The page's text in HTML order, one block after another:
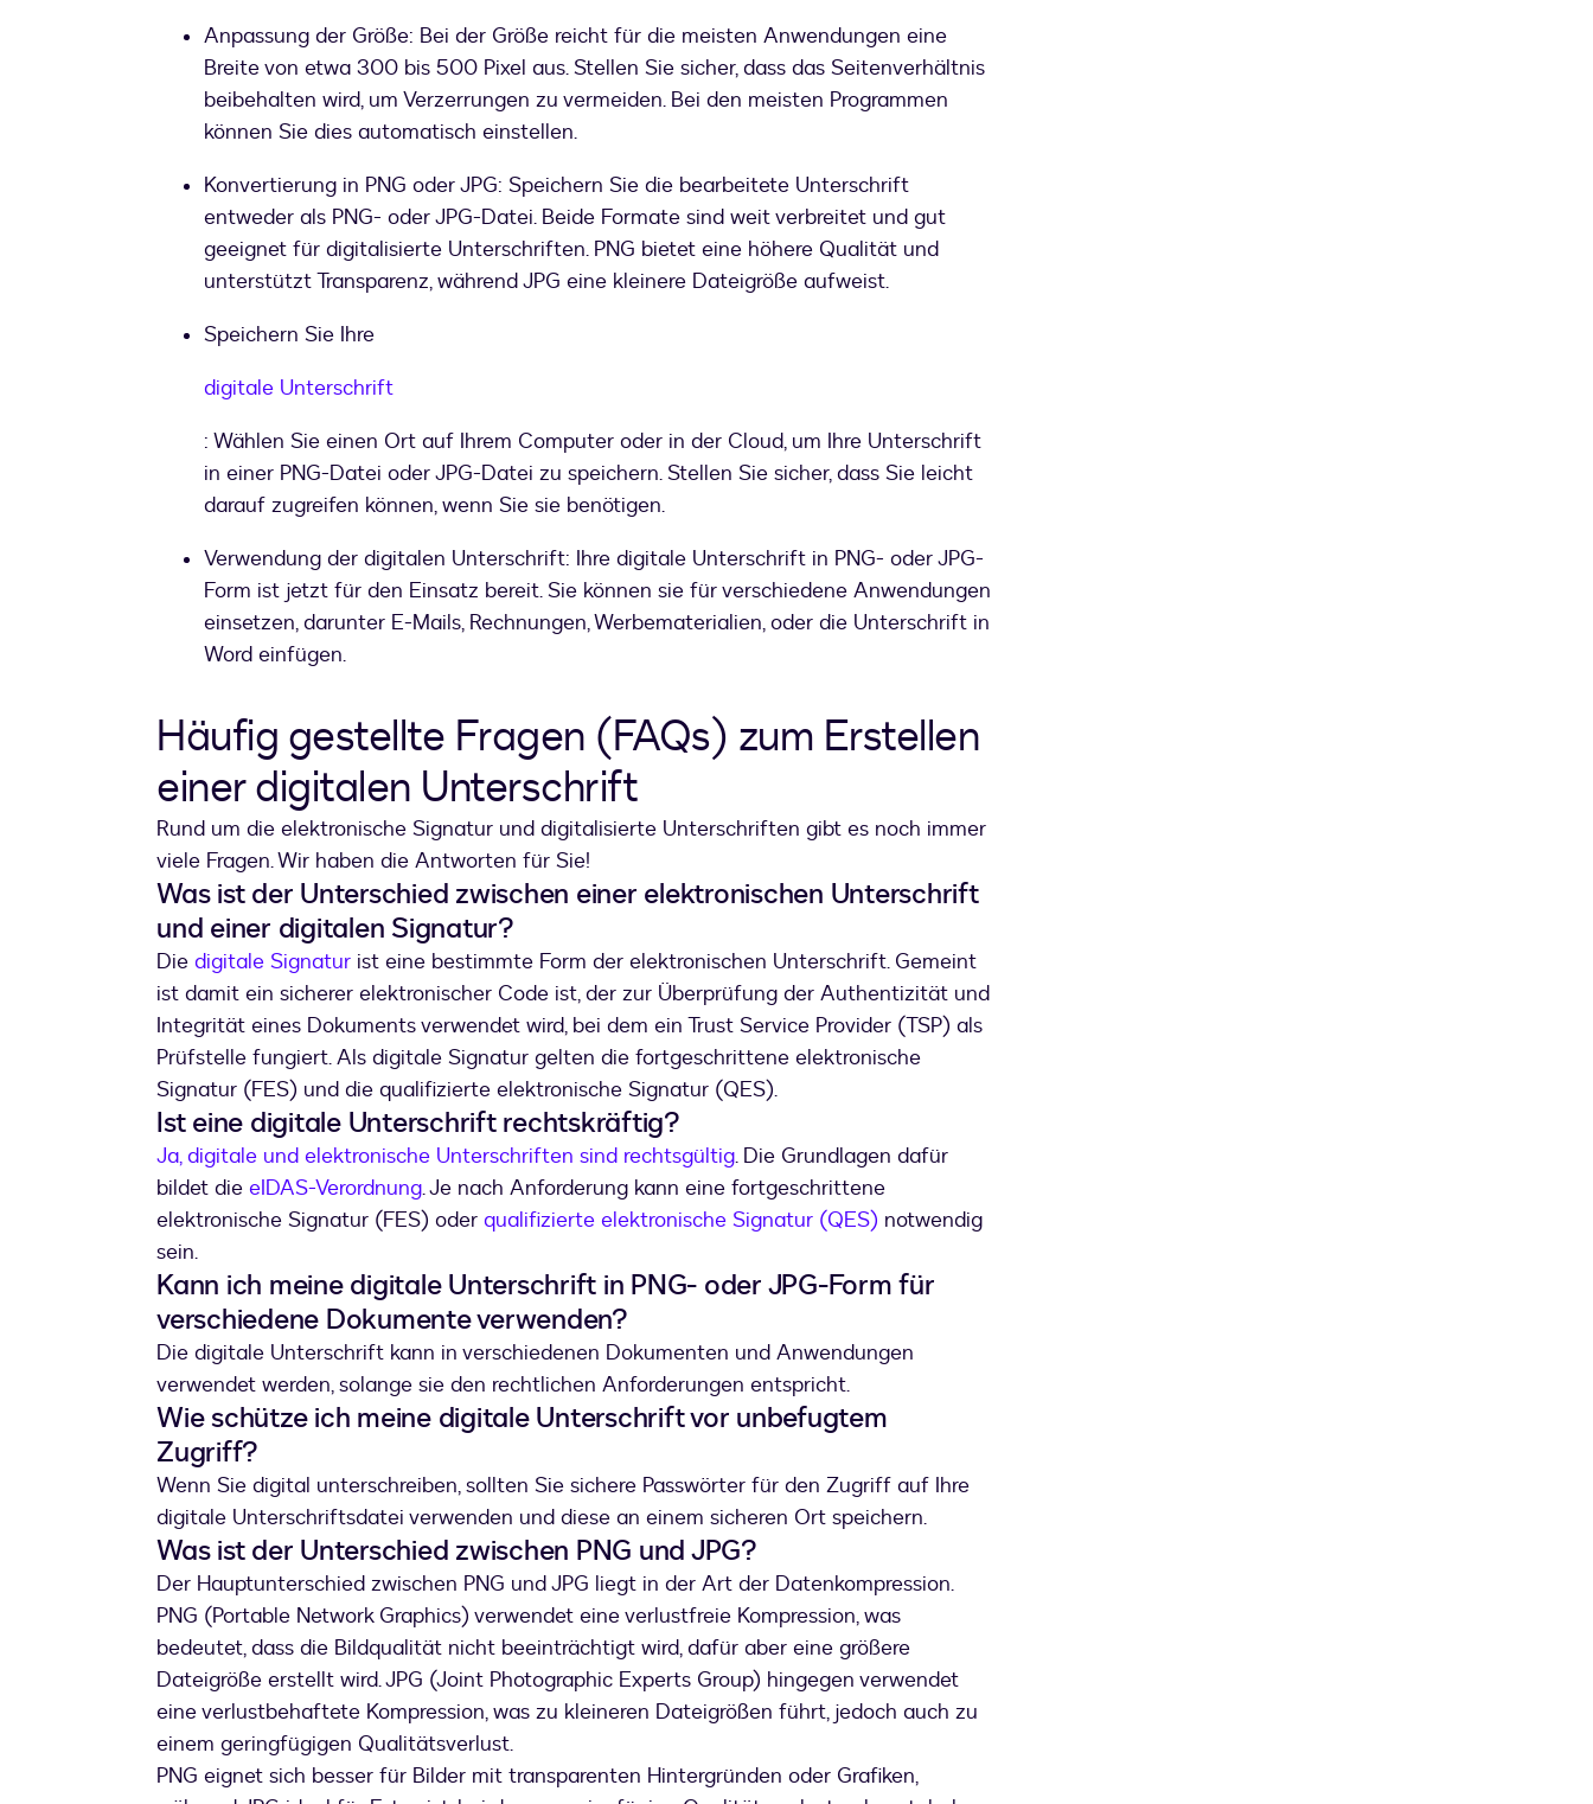
Anpassung der Größe: Bei der Größe reicht für die meisten Anwendungen eine
Breite von etwa 300 bis 500 Pixel aus. Stellen Sie sicher, dass das Seitenverhältnis
beibehalten wird, um Verzerrungen zu vermeiden. Bei den meisten Programmen
können Sie dies automatisch einstellen.
Konvertierung in PNG oder JPG: Speichern Sie die bearbeitete Unterschrift
entweder als PNG- oder JPG-Datei. Beide Formate sind weit verbreitet und gut
geeignet für digitalisierte Unterschriften. PNG bietet eine höhere Qualität und
unterstützt Transparenz, während JPG eine kleinere Dateigröße aufweist.
Speichern Sie Ihre
digitale Unterschrift
: Wählen Sie einen Ort auf Ihrem Computer oder in der Cloud, um Ihre Unterschrift
in einer PNG-Datei oder JPG-Datei zu speichern. Stellen Sie sicher, dass Sie leicht
darauf zugreifen können, wenn Sie sie benötigen.
Verwendung der digitalen Unterschrift: Ihre digitale Unterschrift in PNG- oder JPG-
Form ist jetzt für den Einsatz bereit. Sie können sie für verschiedene Anwendungen
einsetzen, darunter E-Mails, Rechnungen, Werbematerialien, oder die Unterschrift in
Word einfügen.
Häufig gestellte Fragen (FAQs) zum Erstellen
einer digitalen Unterschrift
Rund um die elektronische Signatur und digitalisierte Unterschriften gibt es noch immer
viele Fragen. Wir haben die Antworten für Sie!
Was ist der Unterschied zwischen einer elektronischen Unterschrift
und einer digitalen Signatur?
Die digitale Signatur ist eine bestimmte Form der elektronischen Unterschrift. Gemeint
ist damit ein sicherer elektronischer Code ist, der zur Überprüfung der Authentizität und
Integrität eines Dokuments verwendet wird, bei dem ein Trust Service Provider (TSP) als
Prüfstelle fungiert. Als digitale Signatur gelten die fortgeschrittene elektronische
Signatur (FES) und die qualifizierte elektronische Signatur (QES).
Ist eine digitale Unterschrift rechtskräftig?
Ja, digitale und elektronische Unterschriften sind rechtsgültig. Die Grundlagen dafür
bildet die eIDAS-Verordnung. Je nach Anforderung kann eine fortgeschrittene
elektronische Signatur (FES) oder qualifizierte elektronische Signatur (QES) notwendig
sein.
Kann ich meine digitale Unterschrift in PNG- oder JPG-Form für
verschiedene Dokumente verwenden?
Die digitale Unterschrift kann in verschiedenen Dokumenten und Anwendungen
verwendet werden, solange sie den rechtlichen Anforderungen entspricht.
Wie schütze ich meine digitale Unterschrift vor unbefugtem
Zugriff?
Wenn Sie digital unterschreiben, sollten Sie sichere Passwörter für den Zugriff auf Ihre
digitale Unterschriftsdatei verwenden und diese an einem sicheren Ort speichern.
Was ist der Unterschied zwischen PNG und JPG?
Der Hauptunterschied zwischen PNG und JPG liegt in der Art der Datenkompression.
PNG (Portable Network Graphics) verwendet eine verlustfreie Kompression, was
bedeutet, dass die Bildqualität nicht beeinträchtigt wird, dafür aber eine größere
Dateigröße erstellt wird. JPG (Joint Photographic Experts Group) hingegen verwendet
eine verlustbehaftete Kompression, was zu kleineren Dateigrößen führt, jedoch auch zu
einem geringfügigen Qualitätsverlust.
PNG eignet sich besser für Bilder mit transparenten Hintergründen oder Grafiken,